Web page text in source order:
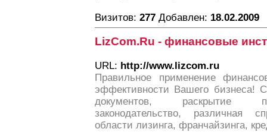
Визитов: 277 Добавлен: 18.02.2009
LizCom.Ru - финансовые
URL: http://www.lizcom.ru
Правильное применение
эффективности Вашего бизнеса!
документов, раскрытие
законодательство, различная
области лизинга, франчайзинга,